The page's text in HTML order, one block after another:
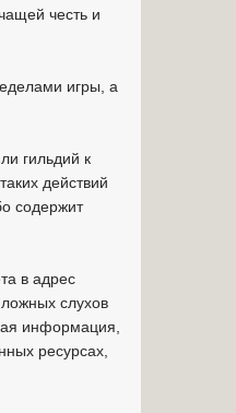
честь и
игры, а
гильдий к
действий
содержит
в адрес
слухов
информация,
ресурсах,